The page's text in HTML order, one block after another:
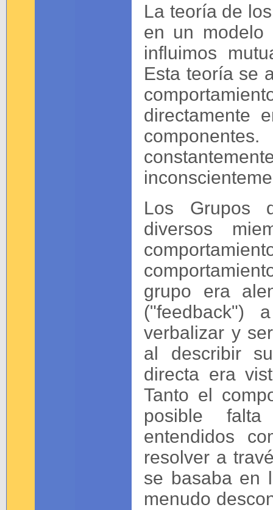
La teoría de
en un modelo
influimos
Esta teoría se
directamente
Los Grupos
diversos
grupo era
("feedback")
verbalizar y
al describir
directa era
Tanto el
posible
entendidos
resolver a
se basaba en
menudo